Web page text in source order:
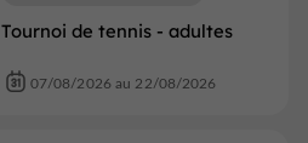
Tournoi de tennis - adultes
07/08/2026 au 22/08/2026